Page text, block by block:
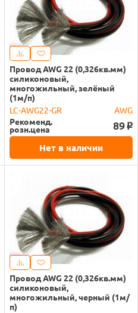
Провод AWG 22 (0,326кв.мм)
силиконовый,
многожильный, зелёный
(1м/п)
LC-AWG22-GR
AWG
Рекоменд.
розн.цена 89 o
Нет в наличии
Провод AWG 22 (0,326кв.мм)
силиконовый,
многожильный, черный (1м/
п)